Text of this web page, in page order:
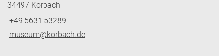
34497 Korbach
+49 5631 53289
museum@korbach.de